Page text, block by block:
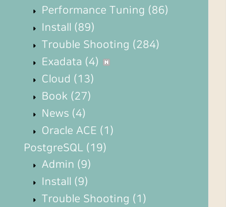
Performance Tuning (86)
Install (89)
Trouble Shooting (284)
Exadata (4)
Cloud (13)
Book (27)
News (4)
Oracle ACE (1)
PostgreSQL (19)
Admin (9)
Install (9)
Trouble Shooting (1)